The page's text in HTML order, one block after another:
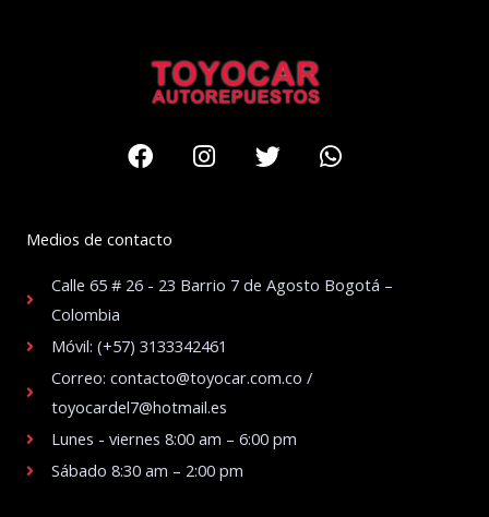
FacebookInstagram
TwitterWhatsapp
Medios de contacto
Calle 65 # 26 - 23 Barrio 7 de Agosto Bogotá –
Colombia
Móvil: (+57) 3133342461
Correo: contacto@toyocar.com.co /
toyocardel7@hotmail.es
Lunes - viernes 8:00 am – 6:00 pm
Sábado 8:30 am – 2:00 pm